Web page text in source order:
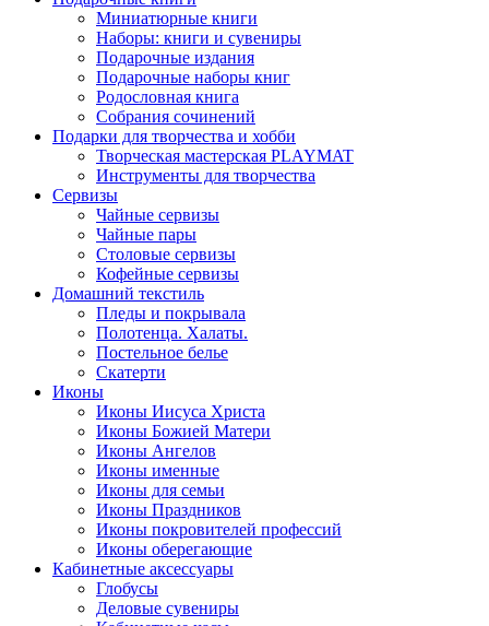
Миниатюрные книги
Наборы: книги и сувениры
Подарочные издания
Подарочные наборы книг
Родословная книга
Собрания сочинений
Подарки для творчества и хобби
Творческая мастерская PLAYMAT
Инструменты для творчества
Cервизы
Чайные сервизы
Чайные пары
Столовые сервизы
Кофейные сервизы
Домашний текстиль
Пледы и покрывала
Полотенца. Халаты.
Постельное белье
Скатерти
Иконы
Иконы Иисуса Христа
Иконы Божией Матери
Иконы Ангелов
Иконы именные
Иконы для семьи
Иконы Праздников
Иконы покровителей профессий
Иконы оберегающие
Кабинетные аксессуары
Глобусы
Деловые сувениры